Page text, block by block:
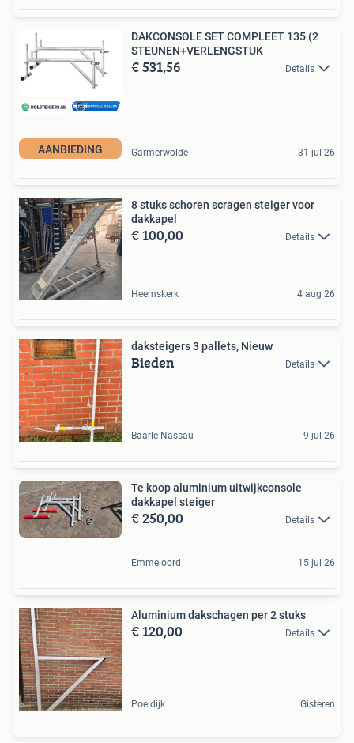
AANBIEDING
DAKCONSOLE SET COMPLEET 135 (2
STEUNEN+VERLENGSTUK
€ 531,56 Details
Garmerwolde 31 jul 26
8 stuks schoren scragen steiger voor
dakkapel
€ 100,00 Details
Heemskerk 4 aug 26
daksteigers 3 pallets, Nieuw
Bieden Details
Baarle-Nassau 9 jul 26
Te koop aluminium uitwijkconsole
dakkapel steiger
€ 250,00 Details
Emmeloord 15 jul 26
Aluminium dakschagen per 2 stuks
€ 120,00 Details
Poeldijk Gisteren